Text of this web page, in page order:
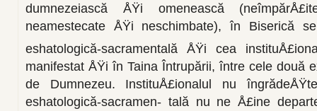
dumne­zeiască ÅŸi omenească
neamestecate ÅŸi neschimbate), în Biserică
eshatologică-sacramentală ÅŸi cea
manifestat ÅŸi în Taina Întrupării, între cele două
de Dumnezeu. InstituÅ£ionalul nu
eshatologică-sacramen- tală nu ne Å£ine